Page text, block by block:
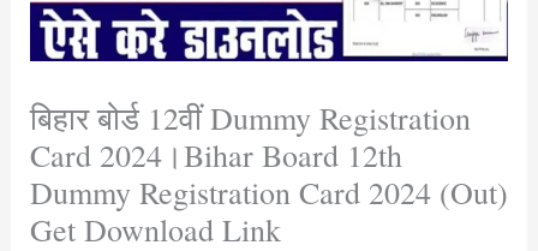
बिहार बोर्ड 12वीं Dummy Registration
Card 2024।Bihar Board 12th
Dummy Registration Card 2024 (Out)
Get Download Link